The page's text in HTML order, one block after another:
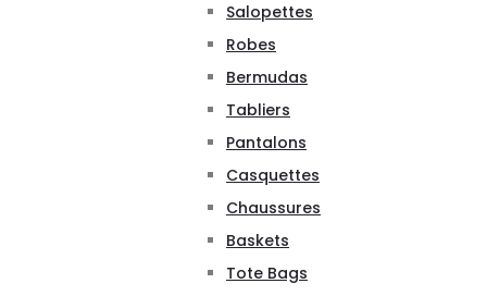
Salopettes
Robes
Bermudas
Tabliers
Pantalons
Casquettes
Chaussures
Baskets
Tote Bags